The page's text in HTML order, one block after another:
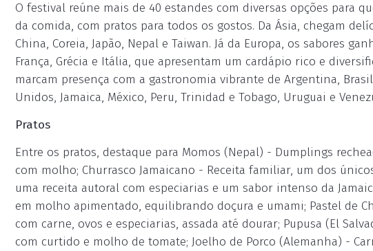
O festival reúne mais de 40 estandes com diversas opções para
da comida, com pratos para todos os gostos. Da Ásia, chegam
China, Coreia, Japão, Nepal e Taiwan. Já da Europa, os sabores
França, Grécia e Itália, que apresentam um cardápio rico e
marcam presença com a gastronomia vibrante de Argentina,
Unidos, Jamaica, México, Peru, Trinidad e Tobago, Uruguai e
Pratos
Entre os pratos, destaque para Momos (Nepal) - Dumplings
com molho; Churrasco Jamaicano - Receita familiar, um dos
uma receita autoral com especiarias e um sabor intenso da
em molho apimentado, equilibrando doçura e umami; Pastel de
com carne, ovos e especiarias, assada até dourar; Pupusa (El
com curtido e molho de tomate; Joelho de Porco (Alemanha) -